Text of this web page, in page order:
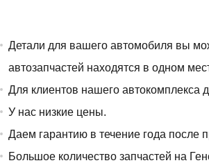
Детали для вашего автомобиля вы
автозапчастей находятся в одном
Для клиентов нашего автокомплекса
У нас низкие цены.
Даем гарантию в течение года
Большое количество запчастей на